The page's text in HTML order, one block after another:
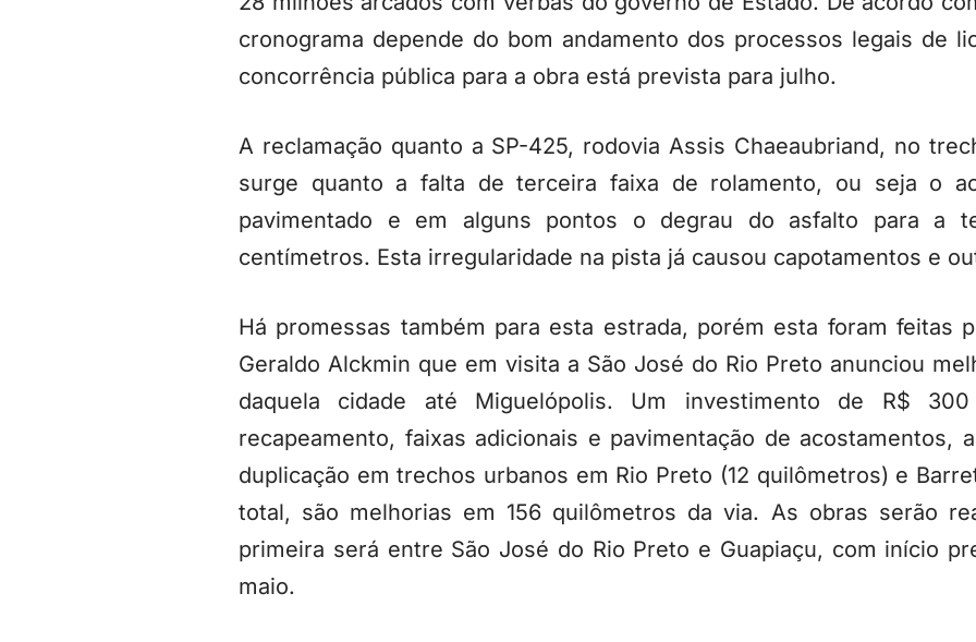
cronograma depende do bom andamento dos processos legais de
concorrência pública para a obra está prevista para julho.
A reclamação quanto a SP-425, rodovia Assis Chaeaubriand, no
surge quanto a falta de terceira faixa de rolamento, ou seja o
pavimentado e em alguns pontos o degrau do asfalto para a
centímetros. Esta irregularidade na pista já causou capotamentos e
Há promessas também para esta estrada, porém esta foram feitas
Geraldo Alckmin que em visita a São José do Rio Preto anunciou
daquela cidade até Miguelópolis. Um investimento de R$
recapeamento, faixas adicionais e pavimentação de acostamentos,
duplicação em trechos urbanos em Rio Preto (12 quilômetros) e
total, são melhorias em 156 quilômetros da via. As obras serão
primeira será entre São José do Rio Preto e Guapiaçu, com início
maio.